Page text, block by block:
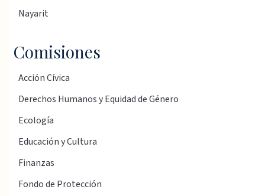
Nayarit
Comisiones
Acción Cívica
Derechos Humanos y Equidad de Género
Ecología
Educación y Cultura
Finanzas
Fondo de Protección